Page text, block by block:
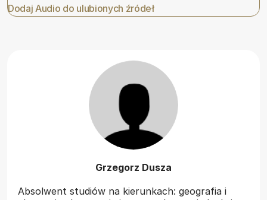
Dodaj Audio do ulubionych źródeł
Grzegorz Dusza
Absolwent studiów na kierunkach: geografia i